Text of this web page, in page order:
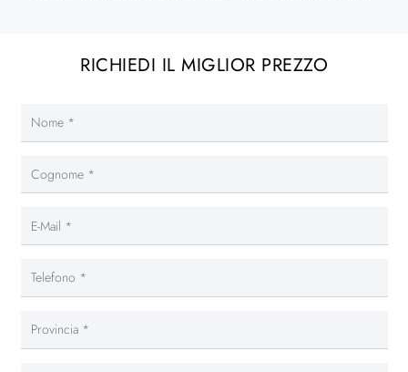
RICHIEDI IL MIGLIOR PREZZO